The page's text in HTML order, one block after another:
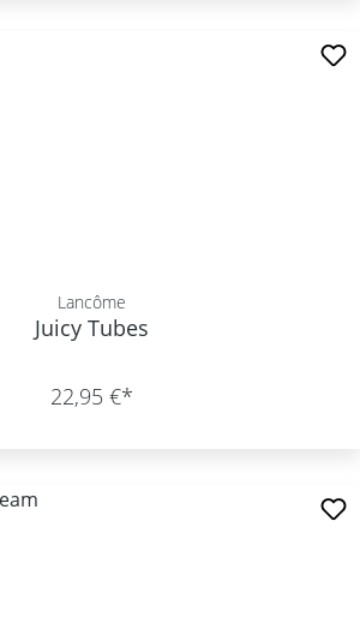
Lancôme
Juicy Tubes
22,95 €*